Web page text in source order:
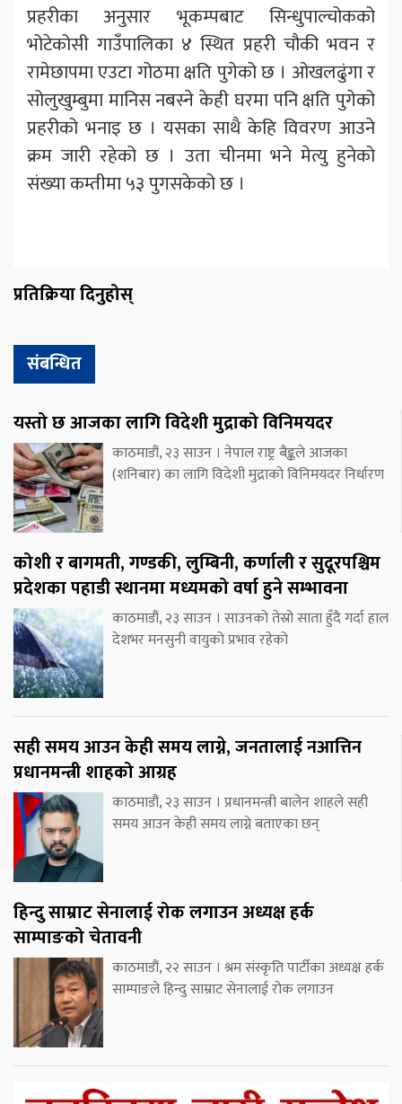
प्रहरीका अनुसार भूकम्पबाट सिन्धुपाल्चोकको
भोटेकोसी गाउँपालिका ४ स्थित प्रहरी चौकी भवन र
रामेछापमा एउटा गोठमा क्षति पुगेको छ । ओखलढुंगा र
सोलुखुम्बुमा मानिस नबस्ने केही घरमा पनि क्षति पुगेको
प्रहरीको भनाइ छ । यसका साथै केहि विवरण आउने
क्रम जारी रहेको छ । उता चीनमा भने मेत्यु हुनेको
संख्या कम्तीमा ५३ पुगसकेको छ ।
प्रतिक्रिया दिनुहोस्
संबन्धित
यस्तो छ आजका लागि विदेशी मुद्राको विनिमयदर
काठमाडौं, २३ साउन । नेपाल राष्ट्र बैङ्कले आजका
(शनिबार) का लागि विदेशी मुद्राको विनिमयदर निर्धारण
कोशी र बागमती, गण्डकी, लुम्बिनी, कर्णाली र सुदूरपश्चिम
प्रदेशका पहाडी स्थानमा मध्यमको वर्षा हुने सम्भावना
काठमाडौं, २३ साउन । साउनको तेस्रो साता हुँदै गर्दा हाल
देशभर मनसुनी वायुको प्रभाव रहेको
सही समय आउन केही समय लाग्ने, जनतालाई नआत्तिन
प्रधानमन्त्री शाहको आग्रह
काठमाडौं, २३ साउन । प्रधानमन्त्री बालेन शाहले सही
समय आउन केही समय लाग्ने बताएका छन्
हिन्दु साम्राट सेनालाई रोक लगाउन अध्यक्ष हर्क
साम्पाङको चेतावनी
काठमाडौं, २२ साउन । श्रम संस्कृति पार्टीका अध्यक्ष हर्क
साम्पाङले हिन्दु साम्राट सेनालाई रोक लगाउन